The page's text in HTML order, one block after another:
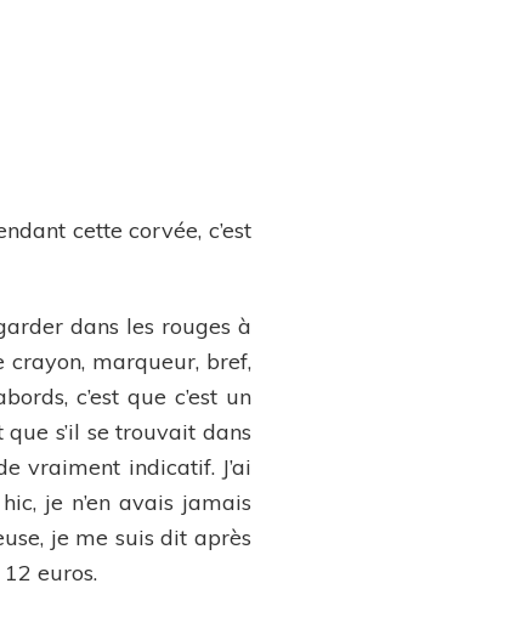
cette corvée, c’est
dans les rouges à
crayon, marqueur, bref,
c’est que c’est un
s’il se trouvait dans
vraiment indicatif. J’ai
je n’en avais jamais
je me suis dit après
euros.